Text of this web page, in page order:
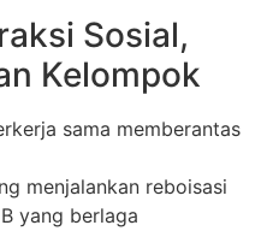
Sosial,
Kelompok
sama memberantas
menjalankan reboisasi
yang berlaga